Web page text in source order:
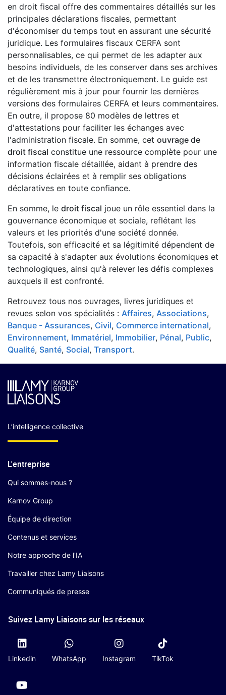
en droit fiscal offre des commentaires détaillés sur les
principales déclarations fiscales, permettant
d'économiser du temps tout en assurant une sécurité
juridique. Les formulaires fiscaux CERFA sont
personnalisables, ce qui permet de les adapter aux
besoins individuels, de les conserver dans ses archives
et de les transmettre électroniquement. Le guide est
régulièrement mis à jour pour fournir les dernières
versions des formulaires CERFA et leurs commentaires.
En outre, il propose 80 modèles de lettres et
d'attestations pour faciliter les échanges avec
l'administration fiscale. En somme, cet ouvrage de
droit fiscal constitue une ressource complète pour une
information fiscale détaillée, aidant à prendre des
décisions éclairées et à remplir ses obligations
déclaratives en toute confiance.
En somme, le droit fiscal joue un rôle essentiel dans la
gouvernance économique et sociale, reflétant les
valeurs et les priorités d'une société donnée.
Toutefois, son efficacité et sa légitimité dépendent de
sa capacité à s'adapter aux évolutions économiques et
technologiques, ainsi qu'à relever les défis complexes
auxquels il est confronté.
Retrouvez tous nos ouvrages, livres juridiques et
revues selon vos spécialités : Affaires, Associations,
Banque - Assurances, Civil, Commerce international,
Environnement, Immatériel, Immobilier, Pénal, Public,
Qualité, Santé, Social, Transport.
L’intelligence collective
L'entreprise
Qui sommes-nous ?
Karnov Group
Équipe de direction
Contenus et services
Notre approche de l'IA
Travailler chez Lamy Liaisons
Communiqués de presse
Suivez Lamy Liaisons sur les réseaux
Linkedin WhatsApp Instagram TikTok